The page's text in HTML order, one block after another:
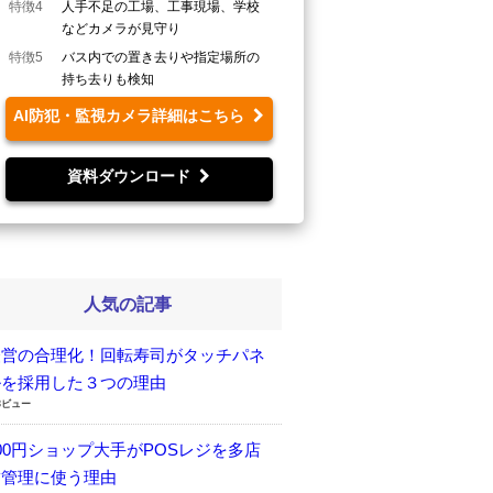
特徴4
人手不足の工場、工事現場、学校
などカメラが見守り
特徴5
バス内での置き去りや指定場所の
持ち去りも検知
AI防犯・監視カメラ詳細はこちら
資料ダウンロード
人気の記事
の合理化！回転寿司がタッチパネ
採用した３つの理由
ュー
円ショップ大手がPOSレジを多店
理に使う理由